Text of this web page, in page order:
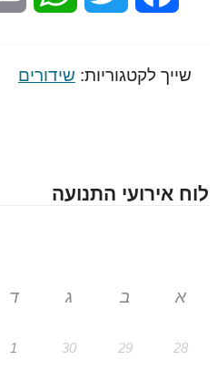
שייך לקטגוריות: שידורים
לוח אירועי התנועה
א ב ג ד
28
29
30
1